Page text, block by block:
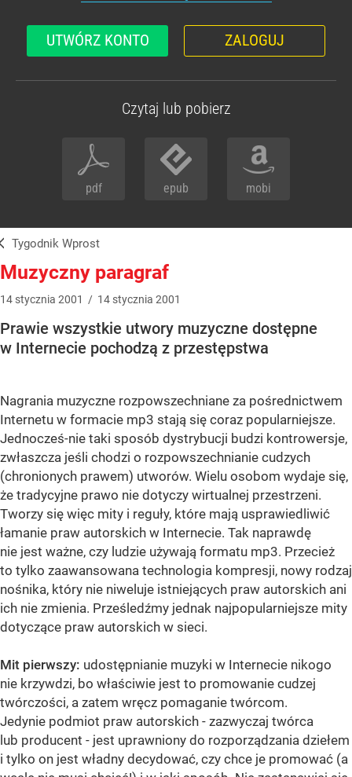
UTWÓRZ KONTO ZALOGUJ
Czytaj lub pobierz
pdf epub mobi
Tygodnik Wprost
Muzyczny paragraf
14 stycznia 2001 / 14 stycznia 2001
Prawie wszystkie utwory muzyczne dostępne
w Internecie pochodzą z przestępstwa
Nagrania muzyczne rozpowszechniane za pośrednictwem
Internetu w formacie mp3 stają się coraz popularniejsze.
Jednocześ-nie taki sposób dystrybucji budzi kontrowersje,
zwłaszcza jeśli chodzi o rozpowszechnianie cudzych
(chronionych prawem) utworów. Wielu osobom wydaje się,
że tradycyjne prawo nie dotyczy wirtualnej przestrzeni.
Tworzy się więc mity i reguły, które mają usprawiedliwić
łamanie praw autorskich w Internecie. Tak naprawdę
nie jest ważne, czy ludzie używają formatu mp3. Przecież
to tylko zaawansowana technologia kompresji, nowy rodzaj
nośnika, który nie niweluje istniejących praw autorskich ani
ich nie zmienia. Prześledźmy jednak najpopularniejsze mity
dotyczące praw autorskich w sieci.
Mit pierwszy: udostępnianie muzyki w Internecie nikogo
nie krzywdzi, bo właściwie jest to promowanie cudzej
twórczości, a zatem wręcz pomaganie twórcom.
Jedynie podmiot praw autorskich - zazwyczaj twórca
lub producent - jest uprawniony do rozporządzania dziełem
i tylko on jest władny decydować, czy chce je promować (a